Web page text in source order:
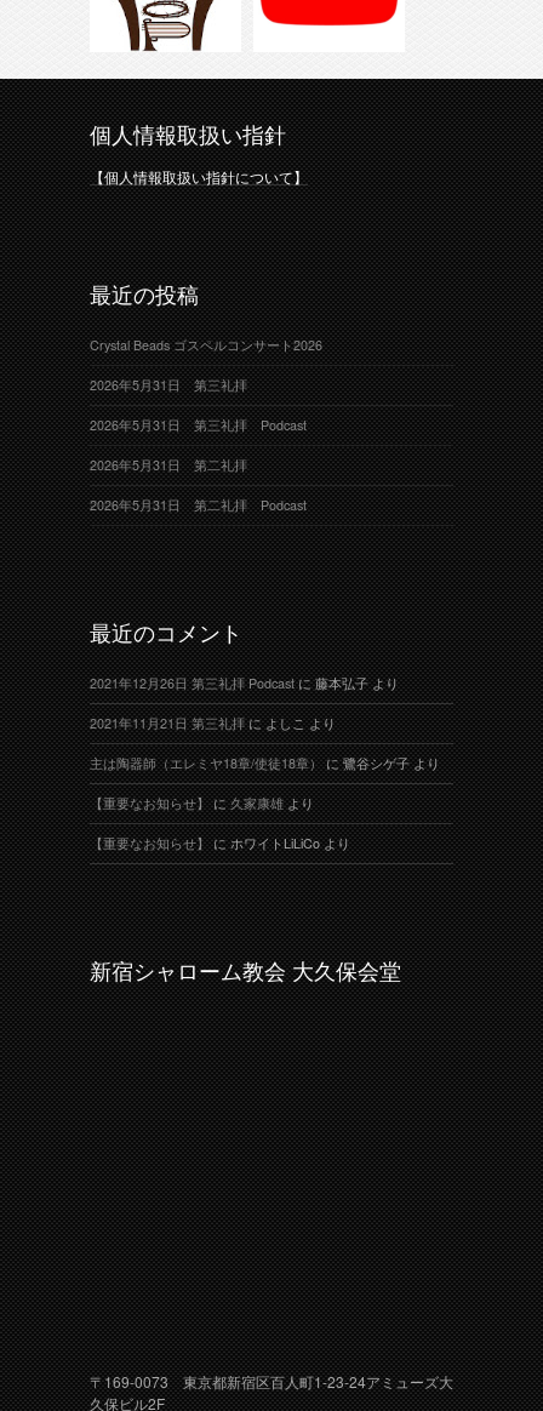
個人情報取扱い指針
【個人情報取扱い指針について】
最近の投稿
Crystal Beads ゴスペルコンサート2026
2026年5月31日 第三礼拝
2026年5月31日 第三礼拝 Podcast
2026年5月31日 第二礼拝
2026年5月31日 第二礼拝 Podcast
最近のコメント
2021年12月26日 第三礼拝 Podcastに藤本弘子より
2021年11月21日 第三礼拝によしこより
主は陶器師（エレミヤ18章/使徒18章）に鷺谷シゲ子より
【重要なお知らせ】に久家康雄より
【重要なお知らせ】にホワイトLiLiCoより
新宿シャローム教会 大久保会堂
〒169-0073 東京都新宿区百人町1-23-24アミューズ大
久保ビル2F